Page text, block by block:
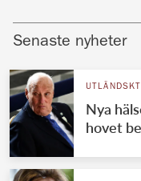
Senaste nyheter
UTLÄNDSKT
Nya
hovet